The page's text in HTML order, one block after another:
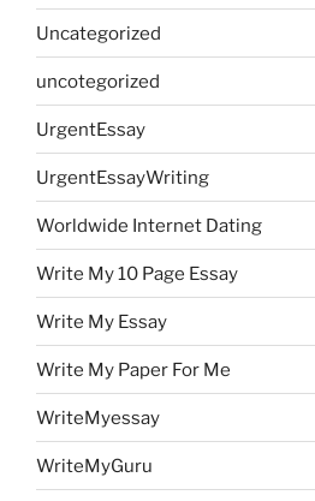
Uncategorized
uncotegorized
UrgentEssay
UrgentEssayWriting
Worldwide Internet Dating
Write My 10 Page Essay
Write My Essay
Write My Paper For Me
WriteMyessay
WriteMyGuru